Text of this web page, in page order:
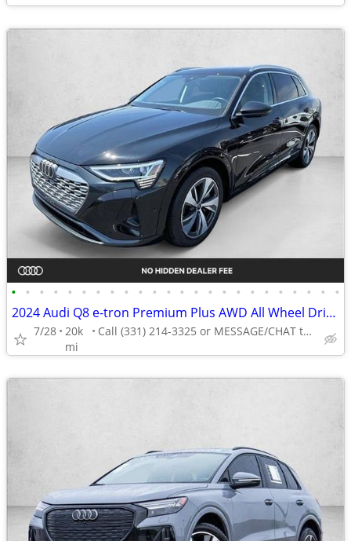
• • • • • • • • • • • • • • • • • • • • • • • •
2024 Audi Q8 e-tron Premium Plus AWD All Wheel Drive Certified SUV Electric AUTO
7/28 20k
mi
Call (331) 214-3325 or MESSAGE/CHAT to confirm availability